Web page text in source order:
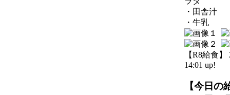
・田舎汁
・牛乳
【R8給食】
14:01 up!
【今日の